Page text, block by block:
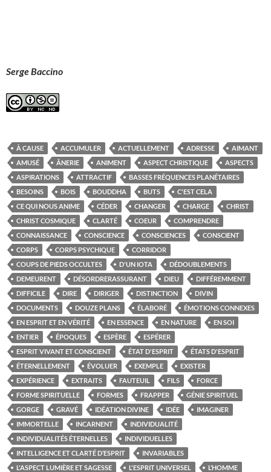
Serge Baccino
À CAUSE ACCUMULER ACTUELLEMENT ADRESSE
AIMANT
AMUSÉ
ÂNERIE ANIMENT ASPECT CHRISTIQUE
ASPECTS
ASPIRATIONS
ATTRACTIF
BASSES FRÉQUENCES PLANÉTAIRES
BESOINS
BOIS BOUDDHA BUTS
C'EST CELA
CE QUI NOUS ANIME
CÉDER CHANGER CHARGE
CHRIST
CHRIST COSMIQUE
CLARTÉ COEUR
COMPRENDRE
CONNAISSANCE
CONSCIENCE CONSCIENCES
CONSCIENT
CORPS
CORPS PSYCHIQUE
CORRIDOR
COUPS DE PIEDS OCCULTES
D'UN IOTA
DÉDOUBLEMENTS
DEMEURENT
DÉSORDRERASSURANT DIEU
DIFFÉREMMENT
DIFFICILE
DIRE DIRIGER DISTINCTION
DIVIN
DOCUMENTS
DOUZE PLANS ÉLABORÉ
ÉMOTIONS CONNEXES
EN ESPRIT ET EN VÉRITÉ
EN ESSENCE EN NATURE
EN SOI
ENTIER
ÉPOQUES ESPÈRE
ESPÉRER
ESPRIT VIVANT ET CONSCIENT
ÉTAT D'ESPRIT
ÉTATS D'ESPRIT
ÉTERNELLEMENT
ÉVOLUER EXEMPLE
EXISTER
EXPÉRIENCE
EXTRAITS FAUTEUIL FILS
FORCE
FORME SPIRITUELLE
FORMES FRAPPER
GÉNIE SPIRITUEL
GORGE
GRAVÉ IDÉATION DIVINE IDÉE
IMAGINER
IMMORTELLE
INCARNENT
INDIVIDUALITÉ
INDIVIDUALITÉS ÉTERNELLES
INDIVIDUELLES
INTELLIGENCE ET CLARTÉ D’ESPRIT
INVARIABLES
L'ASPECT LUMIÈRE ET SAGESSE
L'ESPRIT UNIVERSEL
L’HOMME